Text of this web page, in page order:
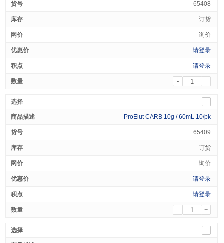
65408
订货
询价
请登录
请登录
- +
ProElut CARB 10g / 60mL 10/pk
65409
订货
询价
请登录
请登录
- +